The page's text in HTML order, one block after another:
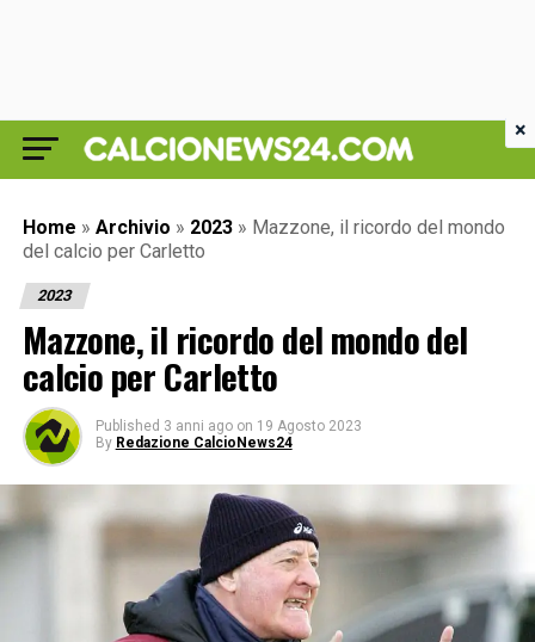
Home » Archivio » 2023 » Mazzone, il ricordo del mondo
del calcio per Carletto
2023
Mazzone, il ricordo del mondo del
calcio per Carletto
Published 3 anni ago on 19 Agosto 2023
By Redazione CalcioNews24
×